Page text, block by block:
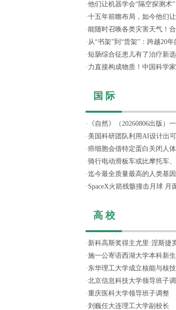
·他们让机器学会“隔空探测术”
·十五年前瞻布局，如今他们
·能随时召唤各类灾害天气！
· 从“书架”到“货架”：跨越20
· 短肠综合征患儿有了治疗新
· 力直接构成物质！中国科学
国 际
·
《自然》（20260806出版）
· 美国科研团队利用AI设计出
·癌细胞会借特定蛋白关闭人
·骑行电动滑板车或比摩托车
·迄今最全质量最高的人类基
· SpaceX火箭残骸撞击月球 月
高 校
· 新科高斯奖得主尤里·涅斯捷
·施一公寄语西湖大学本科新生
· 东华理工大学成立核能与核
·北京信息科技大学领导班子
·重庆医科大学领导班子调整
·刘巍任大连理工大学副校长